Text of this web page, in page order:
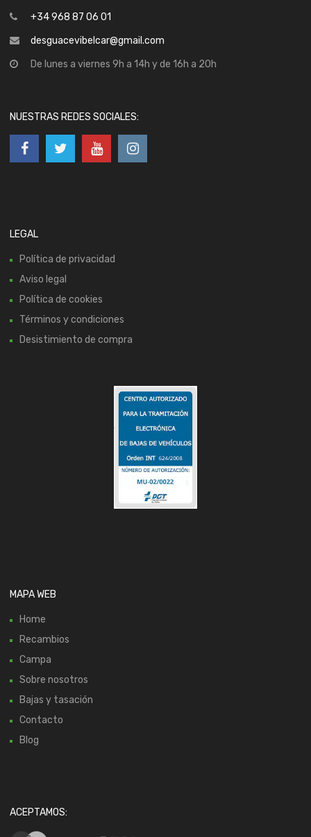
+34 968 87 06 01
desguacevibelcar@gmail.com
De lunes a viernes 9h a 14h y de 16h a 20h
NUESTRAS REDES SOCIALES:
LEGAL
Política de privacidad
Aviso legal
Política de cookies
Términos y condiciones
Desistimiento de compra
MAPA WEB
Home
Recambios
Campa
Sobre nosotros
Bajas y tasación
Contacto
Blog
ACEPTAMOS: